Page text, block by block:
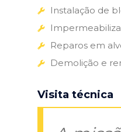
Instalação de
Reparos em
Demolição e
Visita técnica